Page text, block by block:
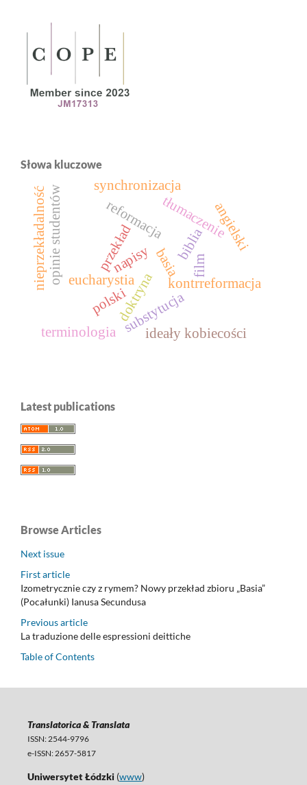
Słowa kluczowe
doktryna
eucharystia
biblia
przekład
reformacja
kontrreformacja
napisy film
tłumaczenie
synchronizacja
angielski
polski
opinie studentów basia
nieprzekładalność
substytucja
ideały kobiecości
terminologia
Latest publications
Browse Articles
Next issue
First article
Izometrycznie czy z rymem? Nowy przekład zbioru „Basia”
(Pocałunki) Ianusa Secundusa
Previous article
La traduzione delle espressioni deittiche
Table of Contents
Translatorica & Translata
ISSN: 2544-9796
e-ISSN: 2657-5817
Uniwersytet Łódzki(www)